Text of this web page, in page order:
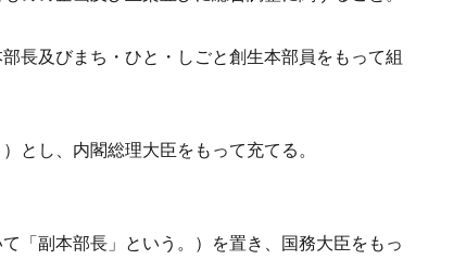
長及びまち・ひと・しごと創生本部員をもって組
とし、内閣総理大臣をもって充てる。
「副本部長」という。）を置き、国務大臣をもっ